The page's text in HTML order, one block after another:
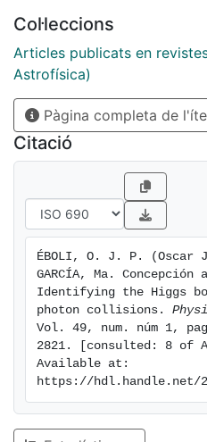
different decay channels
[ital W[minus]], and [ital
cuts to improve the
Higgs boson.
Col·leccions
Articles publicats en
Astrofísica)
Pàgina completa de
Citació
ÉBOLI, O. J. P. (Oscar
GARCÍA, Ma. Concepción
Identifying the Higgs
photon collisions.
Vol. 49, num. núm 1,
2821. [consulted: 8 of
Available at:
https://hdl.handle.net/